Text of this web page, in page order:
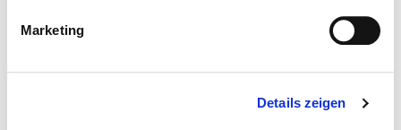
Marketing
Details zeigen